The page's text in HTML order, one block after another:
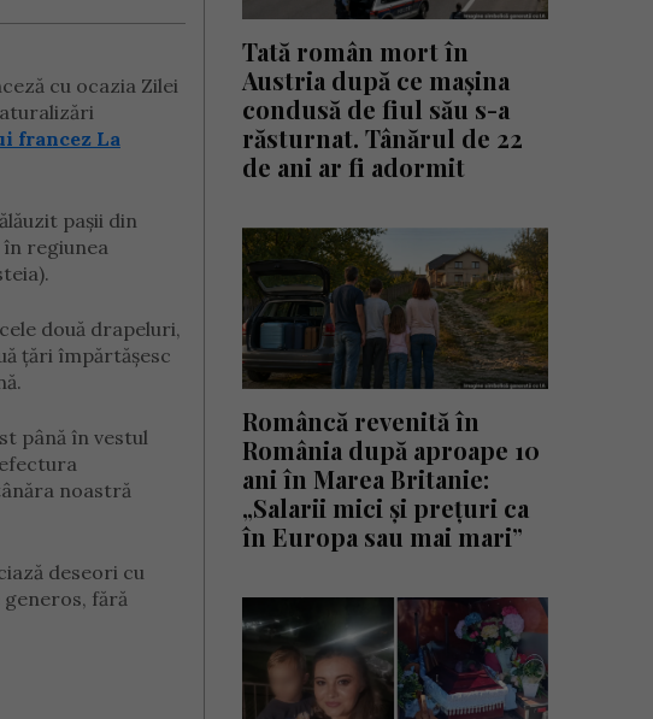
cu ocazia Zilei
francez La
pașii din
regiunea
două drapeluri,
țări împărtășesc
până în vestul
noastră
deseori cu
fără
Tată român mort în
Austria după ce mașina
condusă de fiul său s-a
răsturnat. Tânărul de 22
de ani ar fi adormit
Româncă revenită în
România după aproape 10
ani în Marea Britanie:
„Salarii mici și prețuri ca
în Europa sau mai mari”